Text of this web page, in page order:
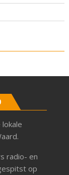
radio- en
op